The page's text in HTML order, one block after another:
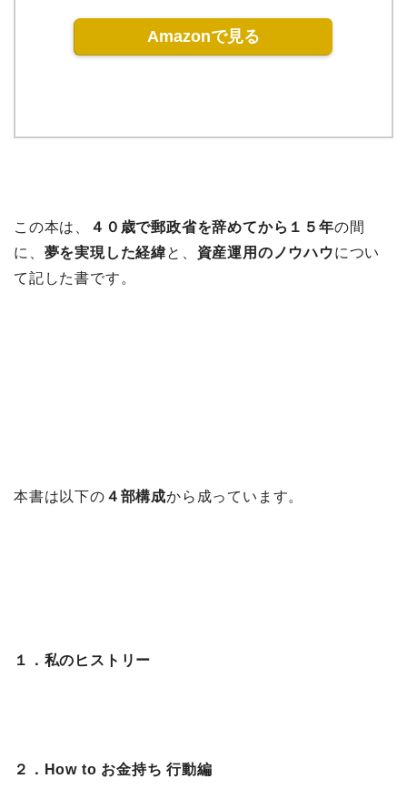
Amazonで見る
この本は、 ４０歳で郵政省を辞めてから１５年の間
に、 夢を実現した経緯と、 資産運用のノウハウについ
て記した書です。
本書は以下の ４部構成から成っています。
１．私のヒストリー
２．How to お金持ち 行動編